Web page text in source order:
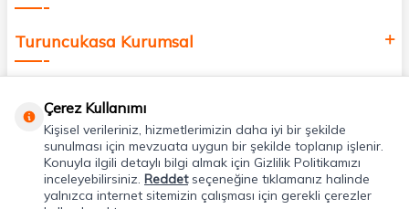
Turuncukasa Kurumsal
Uygulamalarımız
Adres & İletişim
Çerez Kullanımı
Kişisel verileriniz, hizmetlerimizin daha iyi bir şekilde
sunulması için mevzuata uygun bir şekilde toplanıp işlenir.
Konuyla ilgili detaylı bilgi almak için Gizlilik Politikamızı
inceleyebilirsiniz. Reddetseçeneğine tıklamanız halinde
yalnızca internet sitemizin çalışması için gerekli çerezler